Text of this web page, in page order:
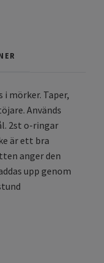
mörker. Taper,
Används
2st o-ringar
är ett bra
anger den
upp genom